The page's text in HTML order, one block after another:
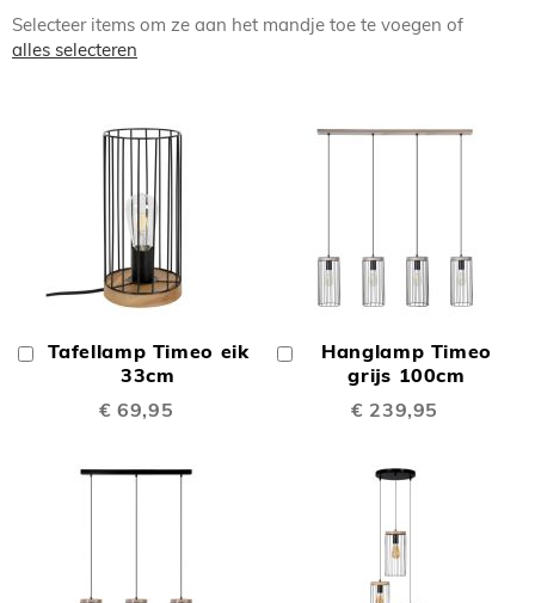
Selecteer items om ze aan het mandje toe te voegen of
alles selecteren
Tafellamp Timeo eik
33cm
€ 69,95
In
Winkelwagen
Hanglamp Timeo
grijs 100cm
€ 239,95
Winkelwagen